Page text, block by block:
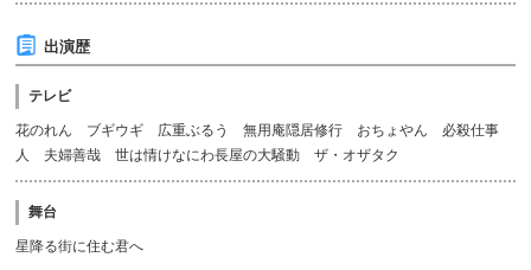
出演歴
テレビ
花のれん ブギウギ 広重ぶるう 無用庵隠居修行 おちょやん 必殺仕事
人 夫婦善哉 世は情けなにわ長屋の大騒動 ザ・オザタク
舞台
星降る街に住む君へ